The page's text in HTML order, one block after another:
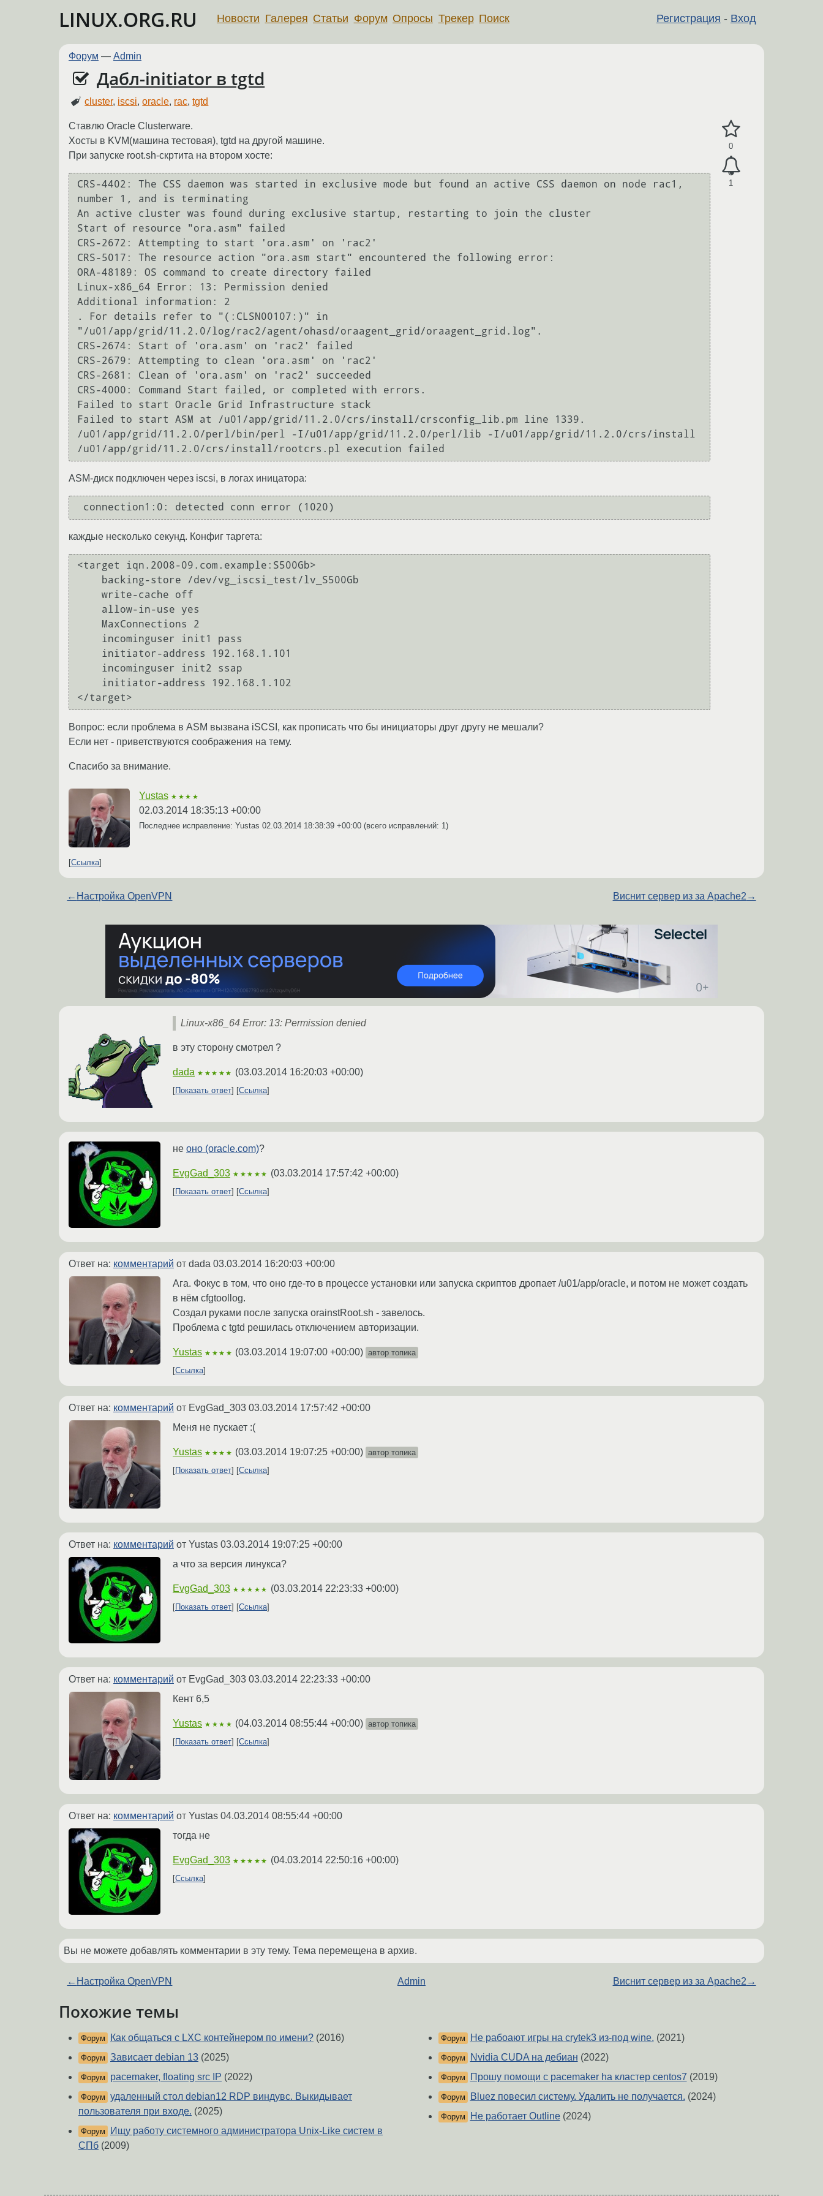
LINUX.ORG.RU Регистрация - Вход
Новости Галерея Статьи Форум Опросы Трекер Поиск
Форум — Admin
Дабл-initiator в tgtd
cluster, iscsi,oracle, rac,tgtd
0
1
Ставлю Oracle Clusterware.
Хосты в KVM(машина тестовая), tgtd на другой машине.
При запуске root.sh-скртита на втором хосте:
CRS-4402: The CSS daemon was started in exclusive mode but found an active CSS daemon on node rac1,
number 1, and is terminating
An active cluster was found during exclusive startup, restarting to join the cluster
Start of resource "ora.asm" failed
CRS-2672: Attempting to start 'ora.asm' on 'rac2'
CRS-5017: The resource action "ora.asm start" encountered the following error:
ORA-48189: OS command to create directory failed
Linux-x86_64 Error: 13: Permission denied
Additional information: 2
. For details refer to "(:CLSN00107:)" in
"/u01/app/grid/11.2.0/log/rac2/agent/ohasd/oraagent_grid/oraagent_grid.log".
CRS-2674: Start of 'ora.asm' on 'rac2' failed
CRS-2679: Attempting to clean 'ora.asm' on 'rac2'
CRS-2681: Clean of 'ora.asm' on 'rac2' succeeded
CRS-4000: Command Start failed, or completed with errors.
Failed to start Oracle Grid Infrastructure stack
Failed to start ASM at /u01/app/grid/11.2.0/crs/install/crsconfig_lib.pm line 1339.
/u01/app/grid/11.2.0/perl/bin/perl -I/u01/app/grid/11.2.0/perl/lib -I/u01/app/grid/11.2.0/crs/install
ASM-диск подключен через iscsi, в логах иницатора:
каждые несколько секунд. Конфиг таргета:
<target iqn.2008-09.com.example:S500Gb>
Вопрос: если проблема в ASM вызвана iSCSI, как прописать что бы инициаторы друг другу не мешали?
Если нет - приветствуются соображения на тему.
Спасибо за внимание.
Yustas ★★★★
02.03.2014 18:35:13 +00:00
Последнее исправление: Yustas 02.03.2014 18:38:39 +00:00 (всего исправлений: 1)
Ссылка
← Настройка OpenVPN Виснит сервер из за Apache2 →
Linux-x86_64 Error: 13: Permission denied
в эту сторону смотрел ?
dada ★★★★★ (03.03.2014 16:20:03 +00:00)
Показать ответ Ссылка
не оно (oracle.com)?
EvgGad_303 ★★★★★ (03.03.2014 17:57:42 +00:00)
Показать ответ Ссылка
Ответ на: комментарий от dada 03.03.2014 16:20:03 +00:00
Ага. Фокус в том, что оно где-то в процессе установки или запуска скриптов дропает /u01/app/oracle, и потом не может создать
в нём cfgtoollog.
Создал руками после запуска orainstRoot.sh - завелось.
Проблема с tgtd решилась отключением авторизации.
Yustas ★★★★ (03.03.2014 19:07:00 +00:00) автор топика
Ссылка
Ответ на: комментарий от EvgGad_303 03.03.2014 17:57:42 +00:00
Меня не пускает :(
Yustas ★★★★ (03.03.2014 19:07:25 +00:00) автор топика
Показать ответ
Ссылка
Ответ на: комментарий от Yustas 03.03.2014 19:07:25 +00:00
а что за версия линукса?
EvgGad_303 ★★★★★ (03.03.2014 22:23:33 +00:00)
Показать ответ Ссылка
Ответ на: комментарий от EvgGad_303 03.03.2014 22:23:33 +00:00
Кент 6,5
Yustas ★★★★ (04.03.2014 08:55:44 +00:00) автор топика
Показать ответ
Ссылка
Ответ на: комментарий от Yustas 04.03.2014 08:55:44 +00:00
тогда не
EvgGad_303 ★★★★★ (04.03.2014 22:50:16 +00:00)
Ссылка
Вы не можете добавлять комментарии в эту тему. Тема перемещена в архив.
← Настройка OpenVPN Admin Виснит сервер из за Apache2 →
Похожие темы
Форум Как общаться с LXC контейнером по имени? (2016)
Форум Зависает debian 13 (2025)
Форум pacemaker, floating src IP (2022)
Форум удаленный стол debian12 RDP виндувс. Выкидывает
пользователя при входе. (2025)
Форум
Ищу работу системного администратора Unix-Like систем в
СПб (2009)
Форум Не рабоают игры на crytek3 из-под wine. (2021)
Форум Nvidia CUDA на дебиан (2022)
Форум Прошу помощи с pacemaker ha кластер centos7 (2019)
Форум Bluez повесил систему. Удалить не получается. (2024)
Форум Не работает Outline(2024)